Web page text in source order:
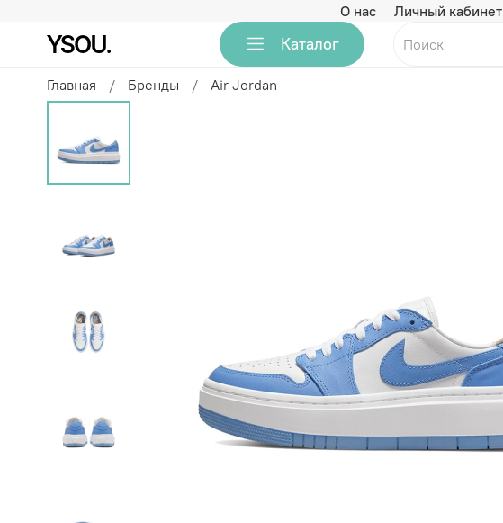
О нас Личный кабинет
Каталог
Главная
Бренды Air Jordan